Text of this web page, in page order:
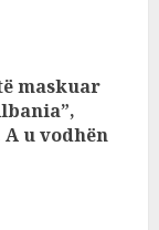
maskuar
u vodhën